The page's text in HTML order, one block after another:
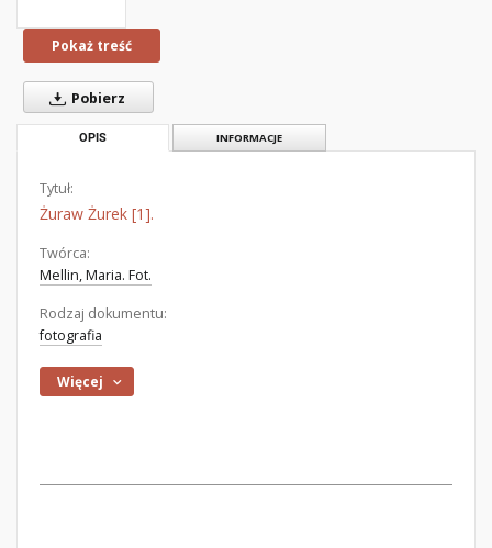
Pokaż treść
Pobierz
OPIS INFORMACJE
Tytuł:
Żuraw Żurek [1].
Twórca:
Mellin, Maria. Fot.
Rodzaj dokumentu:
fotografia
Więcej